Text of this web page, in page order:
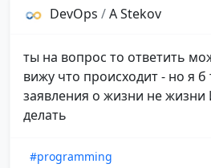
DevOps /A Stekov
ты на вопрос то ответить
вижу что происходит - но я б
заявления о жизни не жизни
делать
#programming